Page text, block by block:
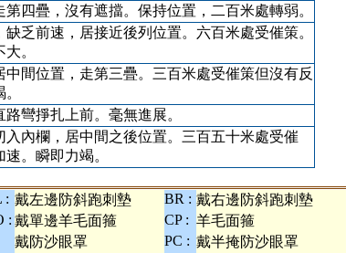
第四疊，沒有遮擋。保持位置，二百米處轉弱。
缺乏前速，居接近後列位置。六百米處受催策。
。
中間位置，走第三疊。三百米處受催策但沒有反
路彎掙扎上前。毫無進展。
入內欄，居中間之後位置。三百五十米處受催
。瞬即力竭。
: 戴左邊防斜跑刺墊 BR : 戴右邊防斜跑刺墊
: 戴單邊羊毛面箍 CP : 羊毛面箍
戴防沙眼罩 PC : 戴半掩防沙眼罩